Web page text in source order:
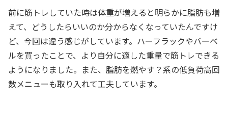
前に筋トレしていた時は体重が増えると明らかに脂肪も増
えて、どうしたらいいのか分からなくなっていたんですけ
ど、今回は違う感じがしています。ハーフラックやバーベ
ルを買ったことで、より自分に適した重量で筋トレできる
ようになりました。また、脂肪を燃やす？系の低負荷高回
数メニューも取り入れて工夫しています。